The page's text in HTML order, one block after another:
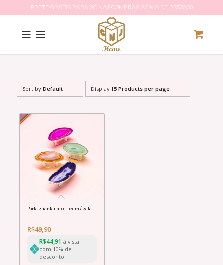
FRETE GRÁTIS PARA SC NAS COMPRAS ACIMA DE R$500,00
Sort by Default Display 15 Products per page
Porta guardanapo- pedra ágata
R$49,90
R$44,91 à vista
com 10% de
desconto